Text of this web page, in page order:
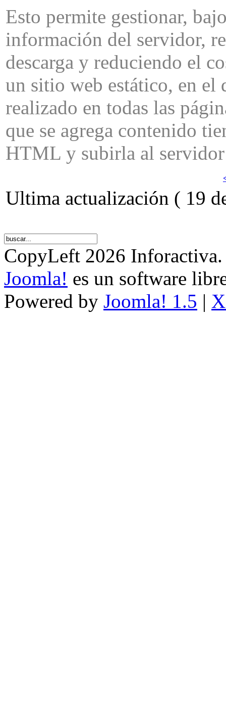
Esto permite gestionar,
información del servidor,
descarga y reduciendo el
un sitio web estático, en el
realizado en todas las
que se agrega contenido
HTML y subirla al
Ultima actualización ( 19
CopyLeft 2026 Inforactiva.
Joomla! es un software
Powered by Joomla! 1.5 |